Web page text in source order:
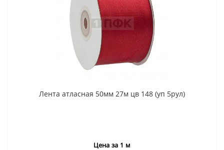
Лента атласная 50мм 27м цв 148 (уп 5рул)
Цена за 1 м